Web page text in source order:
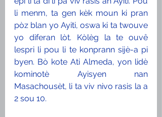
li menm, ta gen kèk moun ki pran
pòz blan yo Ayiti, oswa ki ta twouve
yo diferan lòt. Kòlèg la te ouvê
lespri li pou li te konprann sijè-a pi
byen. Bò kote Ati Almeda, yon lidè
kominotè Ayisyen nan
Masachousèt, li ta viv nivo rasis la a
2 sou 10.